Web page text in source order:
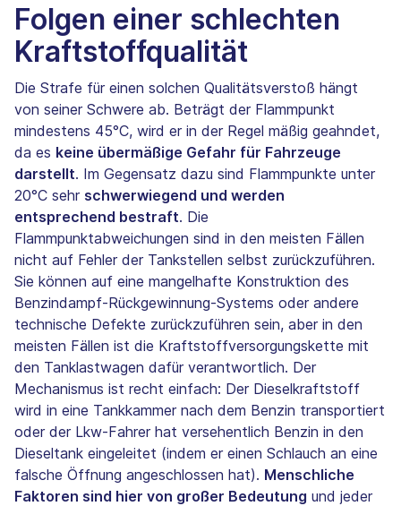
Folgen einer schlechten
Kraftstoffqualität
Die Strafe für einen solchen Qualitätsverstoß hängt
von seiner Schwere ab. Beträgt der Flammpunkt
mindestens 45°C, wird er in der Regel mäßig geahndet,
da es keine übermäßige Gefahr für Fahrzeuge
darstellt. Im Gegensatz dazu sind Flammpunkte unter
20°C sehr schwerwiegend und werden
entsprechend bestraft. Die
Flammpunktabweichungen sind in den meisten Fällen
nicht auf Fehler der Tankstellen selbst zurückzuführen.
Sie können auf eine mangelhafte Konstruktion des
Benzindampf-Rückgewinnung-Systems oder andere
technische Defekte zurückzuführen sein, aber in den
meisten Fällen ist die Kraftstoffversorgungskette mit
den Tanklastwagen dafür verantwortlich. Der
Mechanismus ist recht einfach: Der Dieselkraftstoff
wird in eine Tankkammer nach dem Benzin transportiert
oder der Lkw-Fahrer hat versehentlich Benzin in den
Dieseltank eingeleitet (indem er einen Schlauch an eine
falsche Öffnung angeschlossen hat). Menschliche
Faktoren sind hier von großer Bedeutung und jeder